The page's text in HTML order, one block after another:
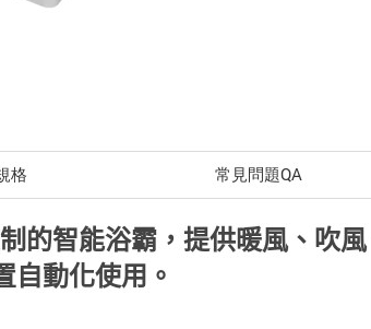
格 常見問題QA
的智能浴霸，提供暖風、吹風
動化使用。